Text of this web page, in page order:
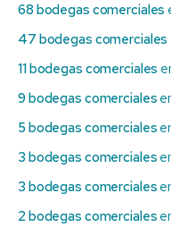
68 bodegas comerciales
47 bodegas comerciales
11 bodegas comerciales
9 bodegas comerciales
5 bodegas comerciales
3 bodegas comerciales
3 bodegas comerciales
2 bodegas comerciales